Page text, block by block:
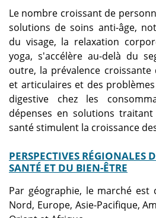
Le nombre croissant de
solutions de soins anti-âge,
du visage, la relaxation
yoga, s'accélère au-delà du
outre, la prévalence croissante
et articulaires et des
digestive chez les
dépenses en solutions
santé stimulent la croissance
PERSPECTIVES RÉGIONALES
SANTÉ ET DU BIEN-ÊTRE
Par géographie, le marché est
Nord, Europe, Asie-Pacifique,